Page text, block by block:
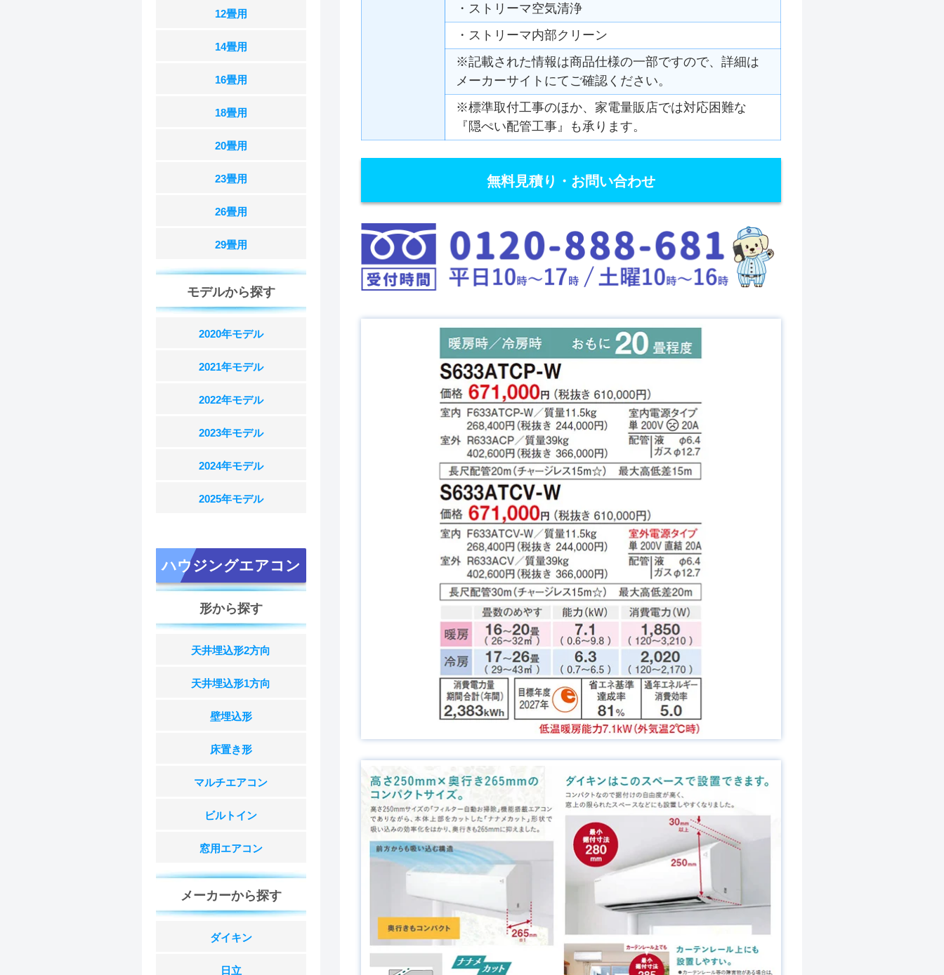
・ストリーマ空気清浄
・ストリーマ内部クリーン
※記載された情報は商品仕様の一部ですので、詳細は
メーカーサイトにてご確認ください。
※標準取付工事のほか、家電量販店では対応困難な
『隠ぺい配管工事』も承ります。
無料見積り・お問い合わせ
12畳用
14畳用
16畳用
18畳用
20畳用
23畳用
26畳用
29畳用
モデルから探す
2020年モデル
2021年モデル
2022年モデル
2023年モデル
2024年モデル
2025年モデル
ハウジングエアコン
形から探す
天井埋込形2方向
天井埋込形1方向
壁埋込形
床置き形
マルチエアコン
ビルトイン
窓用エアコン
メーカーから探す
ダイキン
日立